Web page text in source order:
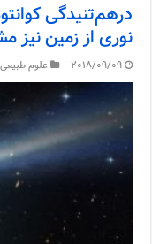
درهم‌تنیدگی
نوری از زمین نیز
2018/09/09 علوم طبیعی